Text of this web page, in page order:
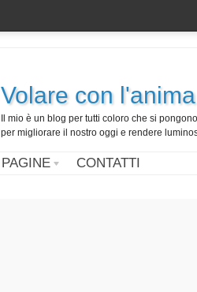
Volare con l'anima
Il mio è un blog per tutti coloro che si
per migliorare il nostro oggi e rendere
PAGINE CONTATTI